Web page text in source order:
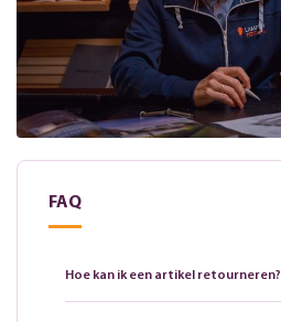
FAQ
Hoe kan ik een artikel retourneren?